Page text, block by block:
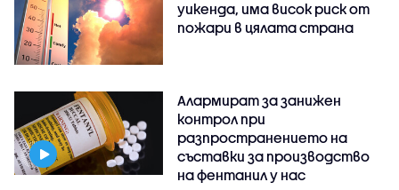
уикенда, има висок риск от
пожари в цялата страна
Алармират за занижен
контрол при
разпространението на
съставки за производство
на фентанил у нас